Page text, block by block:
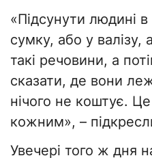
«Підсунути людині
сумку, або у
такі речовини, а
сказати, де вони
нічого не коштує.
кожним», –
Увечері того ж дня